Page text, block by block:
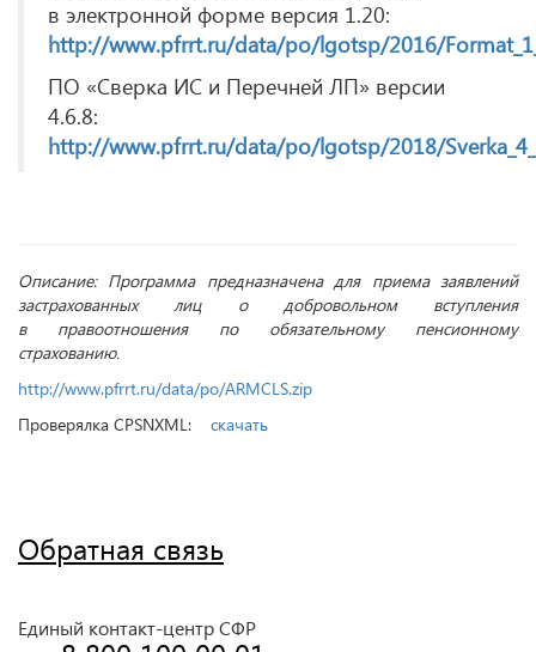
в электронной форме версия 1.20:
http://www.pfrrt.ru/data/po/lgotsp/2016/
ПО «Сверка ИС и Перечней ЛП» версии
4.6.8:
http://www.pfrrt.ru/data/po/lgotsp/2018/
Описание: Программа предназначена для приема заявлений
застрахованных лиц о добровольном вступления
в правоотношения по обязательному пенсионному
страхованию.
http://www.pfrrt.ru/data/po/ARMCLS.zip
Проверялка CPSNXML: скачать
Обратная связь
Единый контакт-центр СФР